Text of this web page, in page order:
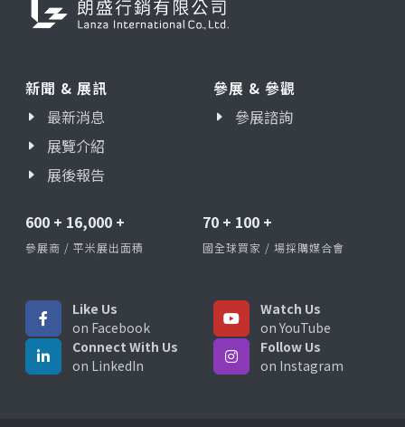
新聞 & 展訊
最新消息
展覽介紹
展後報告
參展 & 參觀
參展諮詢
600 + 16,000 +
參展商 / 平米展出面積
70 + 100 +
國全球買家 / 場採購媒合會
Like Us
on Facebook
Watch Us
on YouTube
Connect With Us
on LinkedIn
Follow Us
on Instagram